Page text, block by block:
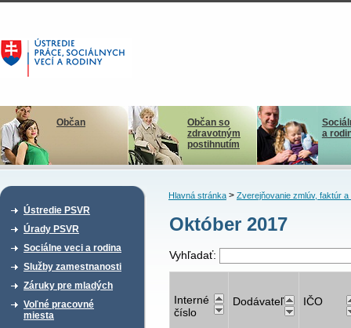
Občan
Občan so
zdravotným
postihnutím
a
Ústredie PSVR
Úrady PSVR
Sociálne veci a rodina
Služby zamestnanosti
Záruky pre mladých
Voľné pracovné
miesta
Hlavná stránka> Zverejňovanie zmlúv, faktúr a
Október 2017
Vyhľadať:
Interné
číslo
Dodávateľ IČO